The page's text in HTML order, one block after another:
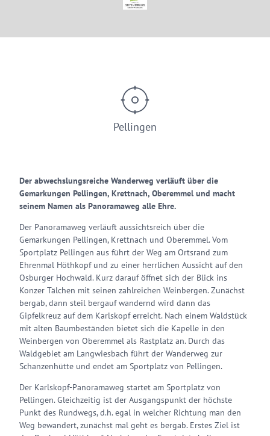
Pellingen
Der abwechslungsreiche Wanderweg verläuft über die
Gemarkungen Pellingen, Krettnach, Oberemmel und macht
seinem Namen als Panoramaweg alle Ehre.
Der Panoramaweg verläuft aussichtsreich über die
Gemarkungen Pellingen, Krettnach und Oberemmel. Vom
Sportplatz Pellingen aus führt der Weg am Ortsrand zum
Ehrenmal Höthkopf und zu einer herrlichen Aussicht auf den
Osburger Hochwald. Kurz darauf öffnet sich der Blick ins
Konzer Tälchen mit seinen zahlreichen Weinbergen. Zunächst
bergab, dann steil bergauf wandernd wird dann das
Gipfelkreuz auf dem Karlskopf erreicht. Nach einem Waldstück
mit alten Baumbeständen bietet sich die Kapelle in den
Weinbergen von Oberemmel als Rastplatz an. Durch das
Waldgebiet am Langwiesbach führt der Wanderweg zur
Schanzenhütte und endet am Sportplatz von Pellingen.
Der Karlskopf-Panoramaweg startet am Sportplatz von
Pellingen. Gleichzeitig ist der Ausgangspunkt der höchste
Punkt des Rundwegs, d.h. egal in welcher Richtung man den
Weg bewandert, zunächst mal geht es bergab. Erstes Ziel ist